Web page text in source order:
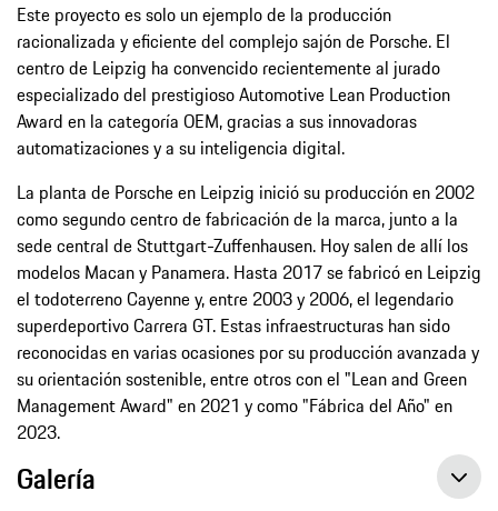
Este proyecto es solo un ejemplo de la producción
racionalizada y eficiente del complejo sajón de Porsche. El
centro de Leipzig ha convencido recientemente al jurado
especializado del prestigioso Automotive Lean Production
Award en la categoría OEM, gracias a sus innovadoras
automatizaciones y a su inteligencia digital.
La planta de Porsche en Leipzig inició su producción en 2002
como segundo centro de fabricación de la marca, junto a la
sede central de Stuttgart-Zuffenhausen. Hoy salen de allí los
modelos Macan y Panamera. Hasta 2017 se fabricó en Leipzig
el todoterreno Cayenne y, entre 2003 y 2006, el legendario
superdeportivo Carrera GT. Estas infraestructuras han sido
reconocidas en varias ocasiones por su producción avanzada y
su orientación sostenible, entre otros con el "Lean and Green
Management Award" en 2021 y como "Fábrica del Año" en
2023.
Galería